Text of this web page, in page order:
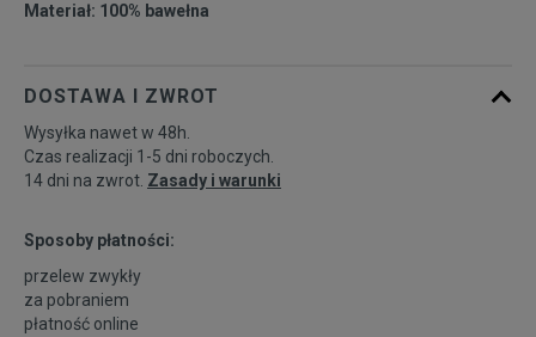
Materiał: 100% bawełna
DOSTAWA I ZWROT
Wysyłka nawet w 48h.
Czas realizacji 1-5 dni roboczych.
14 dni na zwrot. Zasady i warunki
Sposoby płatności:
przelew zwykły
za pobraniem
płatność online